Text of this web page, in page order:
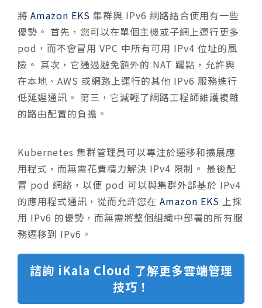
將 Amazon EKS 集群與 IPv6 網路結合使用有一些
優勢。 首先，您可以在單個主機或子網上運行更多
pod，而不會冒用 VPC 中所有可用 IPv4 位址的風
險。 其次，它通過避免額外的 NAT 躍點，允許與
在本地、AWS 或網路上運行的其他 IPv6 服務進行
低延遲通訊。 第三，它減輕了網路工程師維護複雜
的路由配置的負擔。
Kubernetes 集群管理員可以專注於遷移和擴展應
用程式，而無需花費精力解決 IPv4 限制。 最後配
置 pod 網絡，以便 pod 可以與集群外部基於 IPv4
的應用程式通訊，從而允許您在 Amazon EKS 上採
用 IPv6 的優勢，而無需將整個組織中部署的所有服
務遷移到 IPv6。
諮詢 iKala Cloud 了解更多雲端管理
技巧！